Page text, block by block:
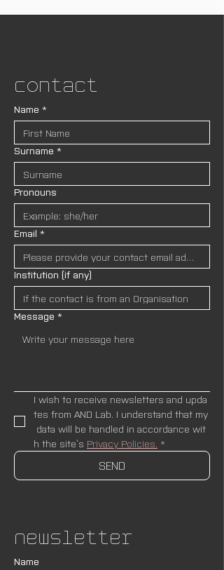
Contact
Name *
Surname *
Pronouns
Email *
Institution (if any)
Message *
I wish to receive newsletters and upda
tes from AND Lab. I understand that my
data will be handled in accordance wit
h the site’s Privacy Policies. *
SEND
Newsletter
Name